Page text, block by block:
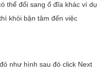
thể đổi sang ổ đĩa khác ví dụ
khỏi bận tâm đến việc
như hình sau đó click Next